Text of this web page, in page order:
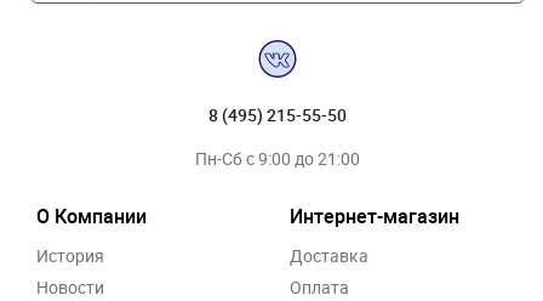
8 (495) 215-55-50
Пн-Сб с 9:00 до 21:00
О Компании
История
Новости
Интернет-магазин
Доставка
Оплата